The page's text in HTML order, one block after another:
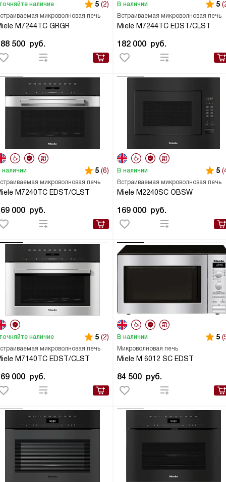
микроволновая печь
M7244TC GRGR
наличие 5 (2)
500 руб.
Встраиваемая микроволновая печь
Miele M7244TC EDST/CLST
В наличии 5
182 000 руб.
микроволновая печь
M7240TC EDST/CLST
наличии 5 (6)
000 руб.
Встраиваемая микроволновая печь
Miele M2240SC OBSW
В наличии 5
169 000 руб.
микроволновая печь
M7140TC EDST/CLST
наличие 5 (2)
000 руб.
Микроволновая печь
Miele M 6012 SC EDST
В наличии 5
84 500 руб.